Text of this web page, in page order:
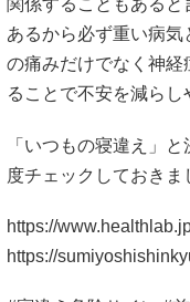
関係することもある
あるから必ず重い病
の痛みだけでなく神
ることで不安を減らし
「いつもの寝違え」
度チェックしておきま
https://
https://